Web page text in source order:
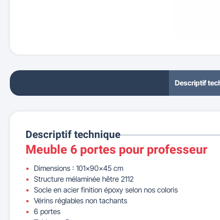
Descriptif
Descriptif technique
Meuble 6 portes pour professeur
Dimensions : 101x90x45 cm
Structure mélaminée hêtre 2112
Socle en acier finition époxy selon nos coloris
Vérins réglables non tachants
6 portes